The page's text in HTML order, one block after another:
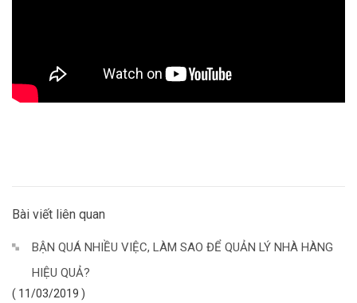
Bài viết liên quan
BẬN QUÁ NHIỀU VIỆC, LÀM SAO ĐỂ QUẢN LÝ NHÀ HÀNG
HIỆU QUẢ?
( 11/03/2019 )